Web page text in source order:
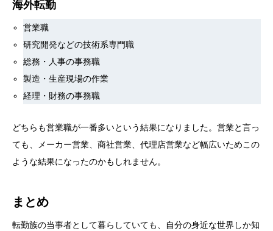
海外転勤
営業職
研究開発などの技術系専門職
総務・人事の事務職
製造・生産現場の作業
経理・財務の事務職
どちらも営業職が一番多いという結果になりました。営業と言っ
ても、メーカー営業、商社営業、代理店営業など幅広いためこの
ような結果になったのかもしれません。
まとめ
転勤族の当事者として暮らしていても、自分の身近な世界しか知